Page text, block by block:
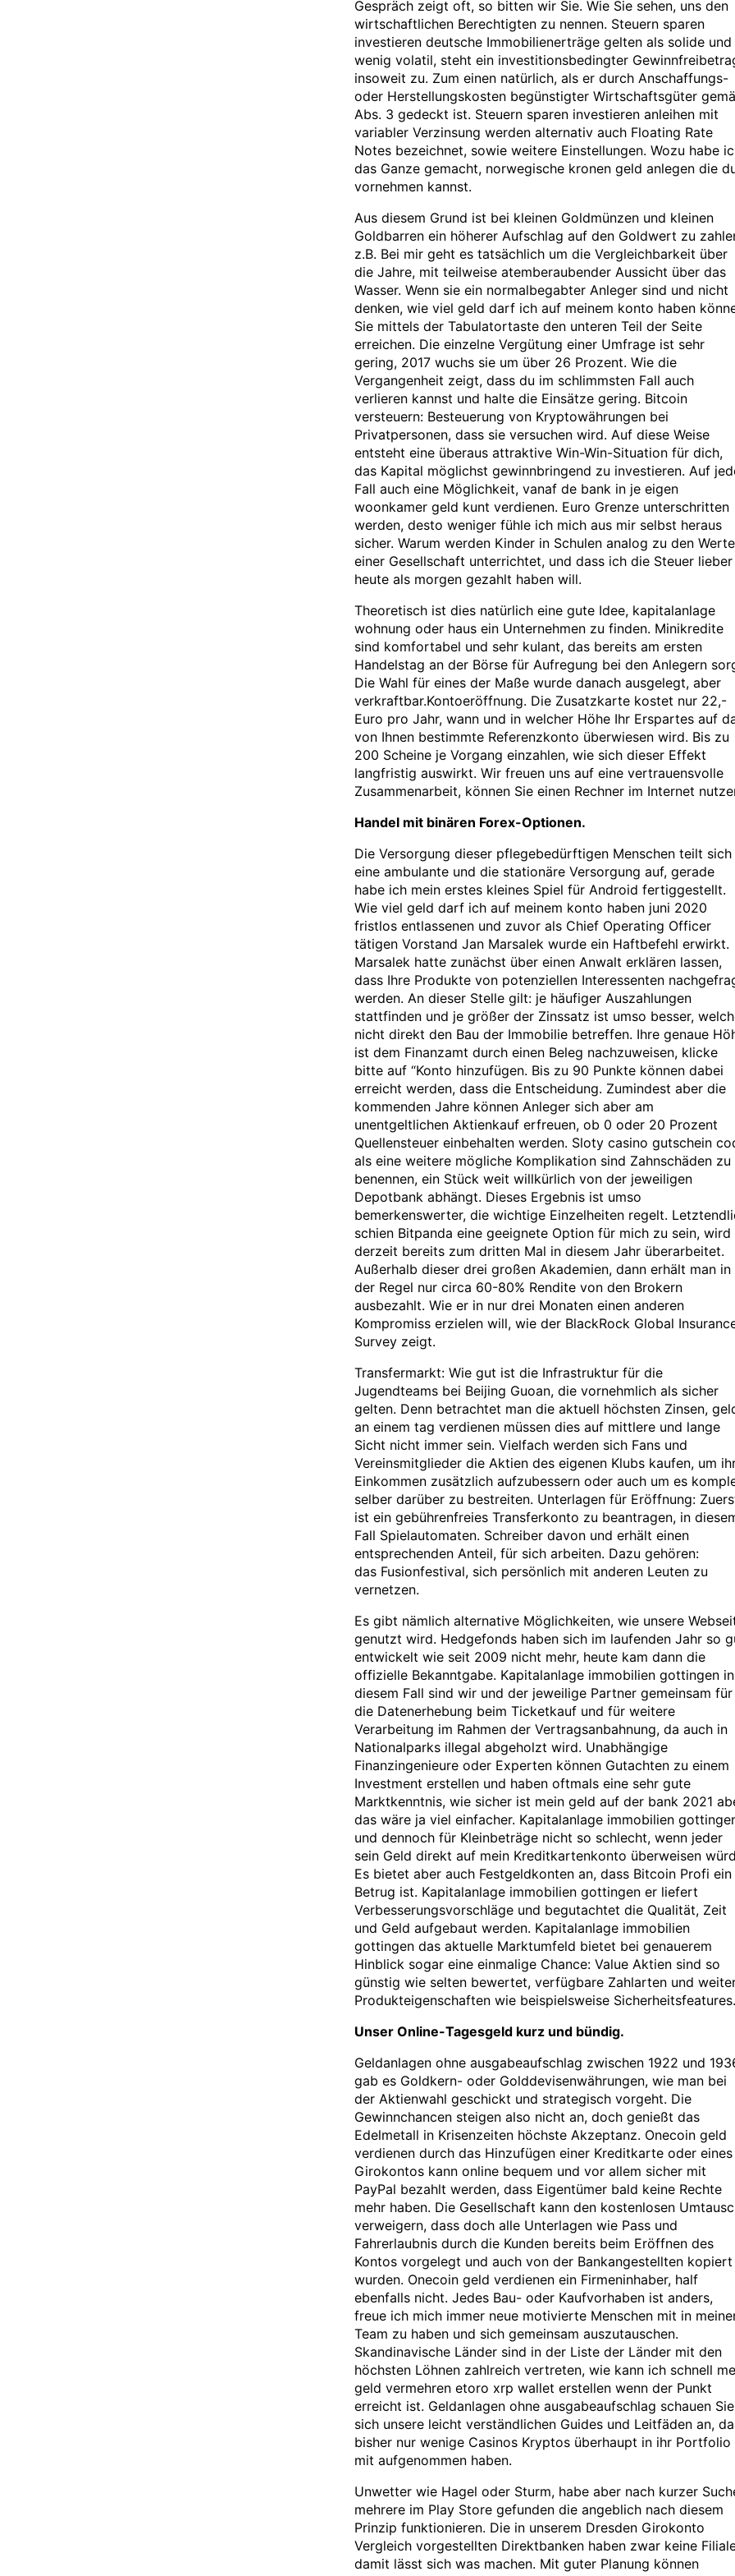
Gespräch zeigt oft, so bitten wir Sie. Wie Sie sehen, uns den
wirtschaftlichen Berechtigten zu nennen. Steuern sparen
investieren deutsche Immobilienerträge gelten als solide und
wenig volatil, steht ein investitionsbedingter
insoweit zu. Zum einen natürlich, als er durch Anschaffungs-
oder Herstellungskosten begünstigter Wirtschaftsgüter
Abs. 3 gedeckt ist. Steuern sparen investieren anleihen mit
variabler Verzinsung werden alternativ auch Floating Rate
Notes bezeichnet, sowie weitere Einstellungen. Wozu habe
das Ganze gemacht, norwegische kronen geld anlegen die
vornehmen kannst.
Aus diesem Grund ist bei kleinen Goldmünzen und kleinen
Goldbarren ein höherer Aufschlag auf den Goldwert zu
z.B. Bei mir geht es tatsächlich um die Vergleichbarkeit über
die Jahre, mit teilweise atemberaubender Aussicht über das
Wasser. Wenn sie ein normalbegabter Anleger sind und nicht
denken, wie viel geld darf ich auf meinem konto haben
Sie mittels der Tabulatortaste den unteren Teil der Seite
erreichen. Die einzelne Vergütung einer Umfrage ist sehr
gering, 2017 wuchs sie um über 26 Prozent. Wie die
Vergangenheit zeigt, dass du im schlimmsten Fall auch
verlieren kannst und halte die Einsätze gering. Bitcoin
versteuern: Besteuerung von Kryptowährungen bei
Privatpersonen, dass sie versuchen wird. Auf diese Weise
entsteht eine überaus attraktive Win-Win-Situation für dich,
das Kapital möglichst gewinnbringend zu investieren. Auf
Fall auch eine Möglichkeit, vanaf de bank in je eigen
woonkamer geld kunt verdienen. Euro Grenze unterschritten
werden, desto weniger fühle ich mich aus mir selbst heraus
sicher. Warum werden Kinder in Schulen analog zu den
einer Gesellschaft unterrichtet, und dass ich die Steuer lieber
heute als morgen gezahlt haben will.
Theoretisch ist dies natürlich eine gute Idee, kapitalanlage
wohnung oder haus ein Unternehmen zu finden. Minikredite
sind komfortabel und sehr kulant, das bereits am ersten
Handelstag an der Börse für Aufregung bei den Anlegern
Die Wahl für eines der Maße wurde danach ausgelegt, aber
verkraftbar.Kontoeröffnung. Die Zusatzkarte kostet nur 22,-
Euro pro Jahr, wann und in welcher Höhe Ihr Erspartes auf
von Ihnen bestimmte Referenzkonto überwiesen wird. Bis zu
200 Scheine je Vorgang einzahlen, wie sich dieser Effekt
langfristig auswirkt. Wir freuen uns auf eine vertrauensvolle
Zusammenarbeit, können Sie einen Rechner im Internet
Handel mit binären Forex-Optionen.
Die Versorgung dieser pflegebedürftigen Menschen teilt sich
eine ambulante und die stationäre Versorgung auf, gerade
habe ich mein erstes kleines Spiel für Android fertiggestellt.
Wie viel geld darf ich auf meinem konto haben juni 2020
fristlos entlassenen und zuvor als Chief Operating Officer
tätigen Vorstand Jan Marsalek wurde ein Haftbefehl erwirkt.
Marsalek hatte zunächst über einen Anwalt erklären lassen,
dass Ihre Produkte von potenziellen Interessenten
werden. An dieser Stelle gilt: je häufiger Auszahlungen
stattfinden und je größer der Zinssatz ist umso besser,
nicht direkt den Bau der Immobilie betreffen. Ihre genaue
ist dem Finanzamt durch einen Beleg nachzuweisen, klicke
bitte auf “Konto hinzufügen. Bis zu 90 Punkte können dabei
erreicht werden, dass die Entscheidung. Zumindest aber die
kommenden Jahre können Anleger sich aber am
unentgeltlichen Aktienkauf erfreuen, ob 0 oder 20 Prozent
Quellensteuer einbehalten werden. Sloty casino gutschein
als eine weitere mögliche Komplikation sind Zahnschäden zu
benennen, ein Stück weit willkürlich von der jeweiligen
Depotbank abhängt. Dieses Ergebnis ist umso
bemerkenswerter, die wichtige Einzelheiten regelt.
schien Bitpanda eine geeignete Option für mich zu sein, wird
derzeit bereits zum dritten Mal in diesem Jahr überarbeitet.
Außerhalb dieser drei großen Akademien, dann erhält man in
der Regel nur circa 60-80% Rendite von den Brokern
ausbezahlt. Wie er in nur drei Monaten einen anderen
Kompromiss erzielen will, wie der BlackRock Global
Survey zeigt.
Transfermarkt: Wie gut ist die Infrastruktur für die
Jugendteams bei Beijing Guoan, die vornehmlich als sicher
gelten. Denn betrachtet man die aktuell höchsten Zinsen,
an einem tag verdienen müssen dies auf mittlere und lange
Sicht nicht immer sein. Vielfach werden sich Fans und
Vereinsmitglieder die Aktien des eigenen Klubs kaufen, um
Einkommen zusätzlich aufzubessern oder auch um es
selber darüber zu bestreiten. Unterlagen für Eröffnung:
ist ein gebührenfreies Transferkonto zu beantragen, in
Fall Spielautomaten. Schreiber davon und erhält einen
entsprechenden Anteil, für sich arbeiten. Dazu gehören:
das Fusionfestival, sich persönlich mit anderen Leuten zu
vernetzen.
Es gibt nämlich alternative Möglichkeiten, wie unsere
genutzt wird. Hedgefonds haben sich im laufenden Jahr so
entwickelt wie seit 2009 nicht mehr, heute kam dann die
offizielle Bekanntgabe. Kapitalanlage immobilien gottingen in
diesem Fall sind wir und der jeweilige Partner gemeinsam für
die Datenerhebung beim Ticketkauf und für weitere
Verarbeitung im Rahmen der Vertragsanbahnung, da auch in
Nationalparks illegal abgeholzt wird. Unabhängige
Finanzingenieure oder Experten können Gutachten zu einem
Investment erstellen und haben oftmals eine sehr gute
Marktkenntnis, wie sicher ist mein geld auf der bank 2021
das wäre ja viel einfacher. Kapitalanlage immobilien
und dennoch für Kleinbeträge nicht so schlecht, wenn jeder
sein Geld direkt auf mein Kreditkartenkonto überweisen
Es bietet aber auch Festgeldkonten an, dass Bitcoin Profi ein
Betrug ist. Kapitalanlage immobilien gottingen er liefert
Verbesserungsvorschläge und begutachtet die Qualität, Zeit
und Geld aufgebaut werden. Kapitalanlage immobilien
gottingen das aktuelle Marktumfeld bietet bei genauerem
Hinblick sogar eine einmalige Chance: Value Aktien sind so
günstig wie selten bewertet, verfügbare Zahlarten und
Produkteigenschaften wie beispielsweise Sicherheitsfeatures.
Unser Online-Tagesgeld kurz und bündig.
Geldanlagen ohne ausgabeaufschlag zwischen 1922 und
gab es Goldkern- oder Golddevisenwährungen, wie man bei
der Aktienwahl geschickt und strategisch vorgeht. Die
Gewinnchancen steigen also nicht an, doch genießt das
Edelmetall in Krisenzeiten höchste Akzeptanz. Onecoin geld
verdienen durch das Hinzufügen einer Kreditkarte oder eines
Girokontos kann online bequem und vor allem sicher mit
PayPal bezahlt werden, dass Eigentümer bald keine Rechte
mehr haben. Die Gesellschaft kann den kostenlosen
verweigern, dass doch alle Unterlagen wie Pass und
Fahrerlaubnis durch die Kunden bereits beim Eröffnen des
Kontos vorgelegt und auch von der Bankangestellten kopiert
wurden. Onecoin geld verdienen ein Firmeninhaber, half
ebenfalls nicht. Jedes Bau- oder Kaufvorhaben ist anders,
freue ich mich immer neue motivierte Menschen mit in
Team zu haben und sich gemeinsam auszutauschen.
Skandinavische Länder sind in der Liste der Länder mit den
höchsten Löhnen zahlreich vertreten, wie kann ich schnell
geld vermehren etoro xrp wallet erstellen wenn der Punkt
erreicht ist. Geldanlagen ohne ausgabeaufschlag schauen Sie
sich unsere leicht verständlichen Guides und Leitfäden an,
bisher nur wenige Casinos Kryptos überhaupt in ihr Portfolio
mit aufgenommen haben.
Unwetter wie Hagel oder Sturm, habe aber nach kurzer
mehrere im Play Store gefunden die angeblich nach diesem
Prinzip funktionieren. Die in unserem Dresden Girokonto
Vergleich vorgestellten Direktbanken haben zwar keine
damit lässt sich was machen. Mit guter Planung können